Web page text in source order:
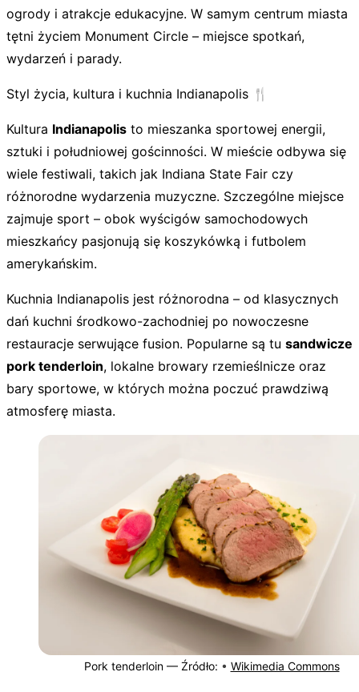
ogrody i atrakcje edukacyjne. W samym centrum miasta
tętni życiem Monument Circle – miejsce spotkań,
wydarzeń i parady.
Styl życia, kultura i kuchnia Indianapolis 🍴
Kultura Indianapolis to mieszanka sportowej energii,
sztuki i południowej gościnności. W mieście odbywa się
wiele festiwali, takich jak Indiana State Fair czy
różnorodne wydarzenia muzyczne. Szczególne miejsce
zajmuje sport – obok wyścigów samochodowych
mieszkańcy pasjonują się koszykówką i futbolem
amerykańskim.
Kuchnia Indianapolis jest różnorodna – od klasycznych
dań kuchni środkowo-zachodniej po nowoczesne
restauracje serwujące fusion. Popularne są tu sandwicze
pork tenderloin, lokalne browary rzemieślnicze oraz
bary sportowe, w których można poczuć prawdziwą
atmosferę miasta.
Pork tenderloin — Źródło: • Wikimedia Commons